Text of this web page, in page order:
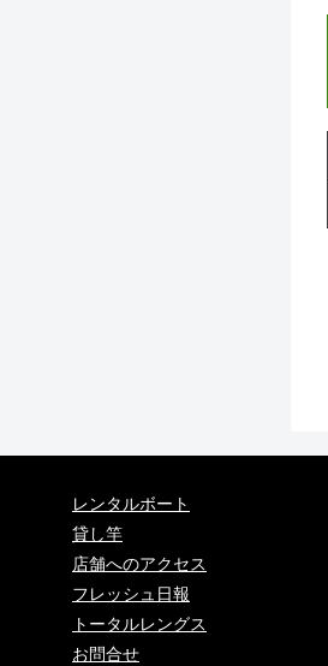
レンタルボート
貸し竿
店舗へのアクセス
フレッシュ日報
トータルレングス
お問合せ